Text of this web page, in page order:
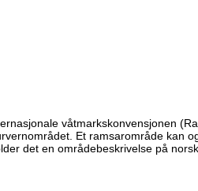
våtmarkskonvensjonen
Et ramsarområde kan
det en områdebeskrivelse på